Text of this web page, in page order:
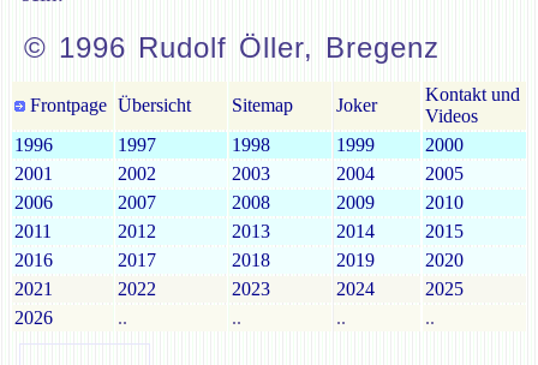
© 1996 Rudolf Öller, Bregenz
Frontpage Übersicht Sitemap Joker
Kontakt und
Videos
1996
1997 1998 1999
2000
2001
2002 2003 2004
2005
2006
2007 2008 2009
2010
2011
2012 2013 2014
2015
2016
2017 2018 2019
2020
2021
2022 2023 2024
2025
2026
.. .. .. ..